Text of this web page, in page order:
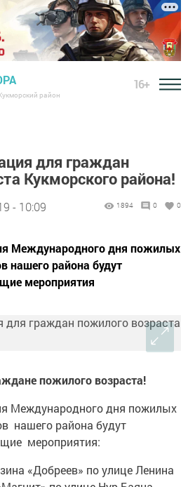
район
16+
для граждан
Кукморского района!
- 10:09 1894 0 0
Международного дня пожилых
нашего района будут
мероприятия
пожилого возраста!
Международного дня пожилых
нашего района будут
мероприятия:
«Добреев» по улице Ленина